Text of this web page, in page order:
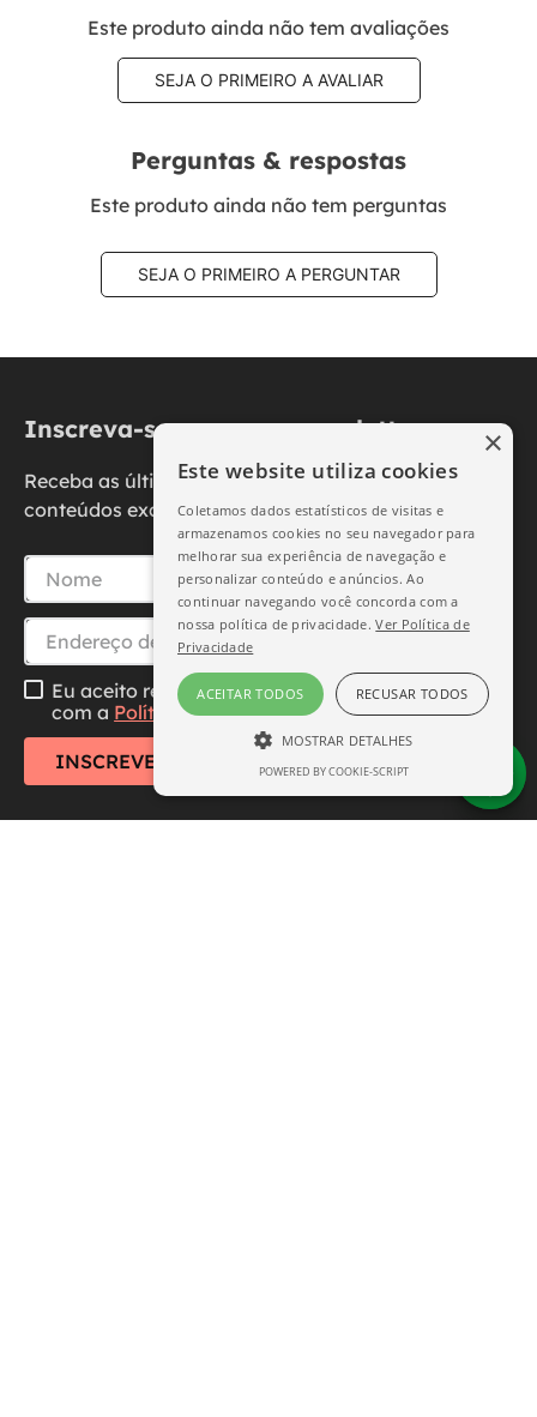
Este produto ainda não tem avaliações
SEJA O PRIMEIRO A AVALIAR
Perguntas & respostas
Este produto ainda não tem perguntas
SEJA O PRIMEIRO A PERGUNTAR
Inscreva-se na nossa newsletter
Receba as últimas novidades, promoções e
conteúdos exclusivos diretamente no seu e-mail.
Eu aceito receber essa newsletter, li e concordo
com a Política de Privacidade
INSCREVER-SE
Este website utiliza cookies
Coletamos dados estatísticos de visitas e
armazenamos cookies no seu navegador para
melhorar sua experiência de navegação e
personalizar conteúdo e anúncios. Ao
continuar navegando você concorda com a
nossa política de privacidade.Ver Política de
Privacidade
ACEITAR TODOS RECUSAR TODOS
MOSTRAR DETALHES
ESTRITAMENTE NECESSÁRIO
POWERED BY COOKIE-SCRIPT
×